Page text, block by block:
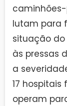
lutam para
situação do
às pressas
a
17
operam